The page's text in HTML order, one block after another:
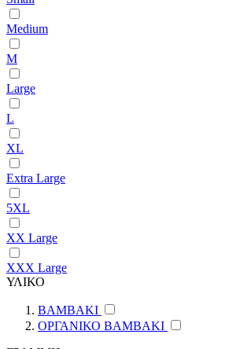
Medium
M
Large
L
XL
Extra Large
5XL
XX Large
XXX Large
ΥΛΙΚΟ
ΒΑΜΒΑΚΙ
ΟΡΓΑΝΙΚΟ ΒΑΜΒΑΚΙ